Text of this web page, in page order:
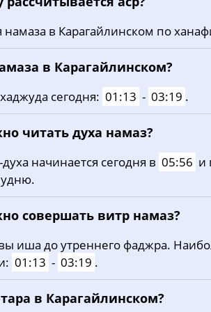
05:58
05:59 13:17
06:01 13:17
06:03 13:17
13:16
06:10 13:15
06:12 13:15
06:14
06:16
в Карагайлинском по
в Карагайлинском?
сегодня: 01:13 - 03:19 .
читать духа намаз?
начинается сегодня в 05:56 и
совершать витр намаз?
иша до утреннего фаджра.
01:13 - 03:19 .
в Карагайлинском?